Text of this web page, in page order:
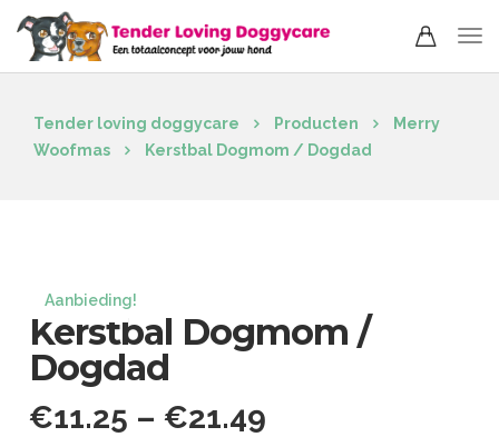
Tender loving doggycare Producten
Merry
Woofmas
Kerstbal Dogmom / Dogdad
Aanbieding!
Kerstbal Dogmom /
Dogdad
€11.25 –€21.49